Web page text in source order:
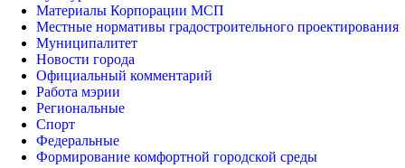
Материалы Корпорации МСП
Местные нормативы градостроительного проектирования
Муниципалитет
Новости города
Официальный комментарий
Работа мэрии
Региональные
Спорт
Федеральные
Формирование комфортной городской среды